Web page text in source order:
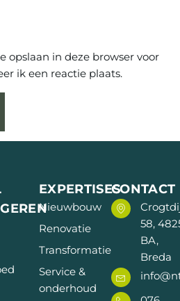
opslaan in deze browser voor
ik een reactie plaats.
EXPERTISES
Nieuwbouw
Renovatie
Transformatie
Service &
onderhoud
CONTACT
58,
BA,
Breda